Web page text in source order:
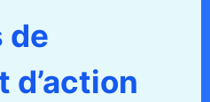
de
d’action